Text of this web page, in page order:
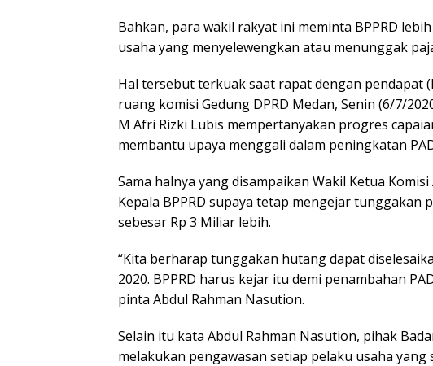
Bahkan, para wakil rakyat ini meminta BPPRD
usaha yang menyelewengkan atau menunggak
Hal tersebut terkuak saat rapat dengan pendapat
ruang komisi Gedung DPRD Medan, Senin (6/7/
M Afri Rizki Lubis mempertanyakan progres
membantu upaya menggali dalam peningkatan
Sama halnya yang disampaikan Wakil Ketua
Kepala BPPRD supaya tetap mengejar tunggakan
sebesar Rp 3 Miliar lebih.
“Kita berharap tunggakan hutang dapat
2020. BPPRD harus kejar itu demi penambahan
pinta Abdul Rahman Nasution.
Selain itu kata Abdul Rahman Nasution, pihak
melakukan pengawasan setiap pelaku usaha yang